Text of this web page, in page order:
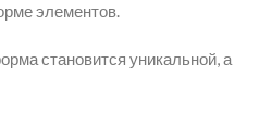
элементов.
становится уникальной, а